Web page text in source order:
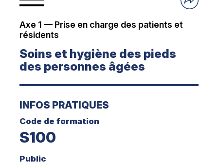
Axe 1 — Prise en charge des patients et
résidents
Soins et hygiène des pieds
des personnes âgées
INFOS PRATIQUES
Code de formation
S100
Public